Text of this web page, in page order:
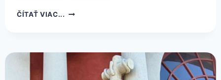
ČÍTAŤ VIAC... REŠTAUROVANIE
V
ROKU 2023